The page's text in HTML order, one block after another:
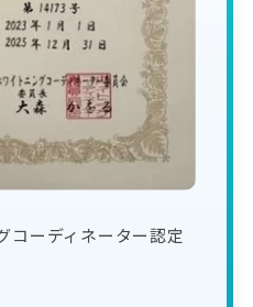
コーディネーター認定